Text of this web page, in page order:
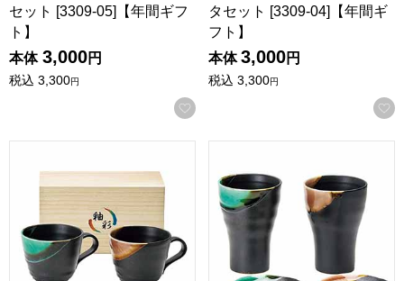
セット [3309-05]【年間ギフ
ト】
本体 3,000円
税込 3,300円
お気に入りに登録する
タセット [3309-04]【年間ギ
フト】
本体 3,000円
税込 3,300円